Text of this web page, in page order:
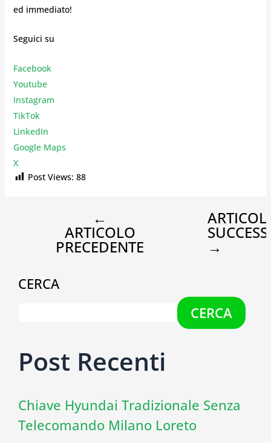
ed immediato!
Seguici su
Facebook
Youtube
Instagram
TikTok
LinkedIn
Google Maps
X
Post Views: 88
←
ARTICOLO
PRECEDENTE →
CERCA
CERCA
Post Recenti
Chiave Hyundai Tradizionale Senza
Telecomando Milano Loreto